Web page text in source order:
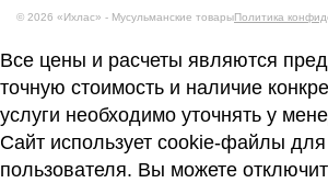
© 2026 «Ихлас» - Мусульманские товарыПолитика
Все цены и расчеты являются
точную стоимость и наличие
услуги необходимо уточнять у
Сайт использует cookie-файлы для
пользователя. Вы можете